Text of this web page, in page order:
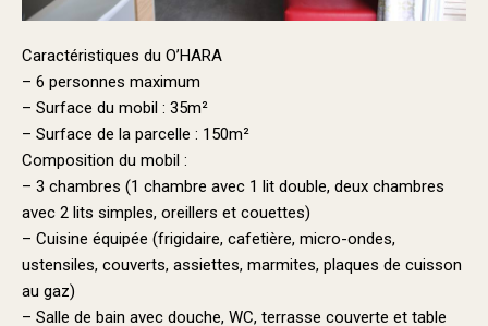
Caractéristiques du O’HARA
– 6 personnes maximum
– Surface du mobil : 35m²
– Surface de la parcelle : 150m²
Composition du mobil :
– 3 chambres (1 chambre avec 1 lit double, deux chambres
avec 2 lits simples, oreillers et couettes)
– Cuisine équipée (frigidaire, cafetière, micro-ondes,
ustensiles, couverts, assiettes, marmites, plaques de cuisson
au gaz)
– Salle de bain avec douche, WC, terrasse couverte et table